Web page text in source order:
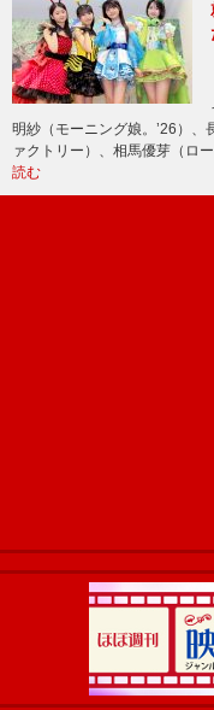
明紗（モーニング娘。’26）
ァクトリー）、相馬優芽（ロ
読む